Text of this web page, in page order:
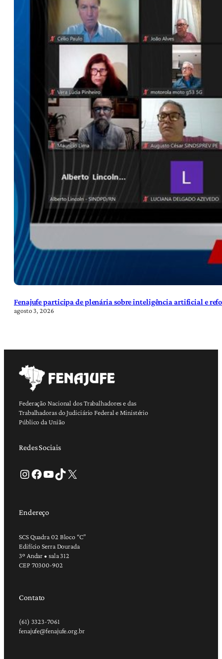
Fenajufe participa de plenária sobre inteligência artificial e
agosto 3, 2026
Federação Nacional dos Trabalhadores e das
Trabalhadoras do Judiciário Federal e Ministério
Público da União
Redes Sociais
Instagram Facebook Youtube TikTok X
Endereço
SCS Quadra 02 Bloco “C”
Edifício Serra Dourada
3º Andar • sala 312
CEP 70300-902
Contato
(61) 3323-7061
fenajufe@fenajufe.org.br